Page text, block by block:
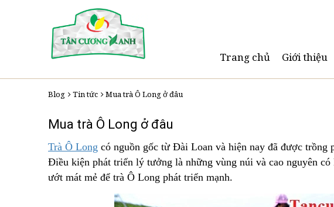
Trang chủ Giới thiệu
Blog Tin tức Mua trà Ô Long ở đâu
Mua trà Ô Long ở đâu
Trà Ô Long có nguồn gốc từ Đài Loan và hiện nay đã được
Điều kiện phát triển lý tưởng là những vùng núi và cao nguyên
ướt mát mẻ để trà Ô Long phát triển mạnh.